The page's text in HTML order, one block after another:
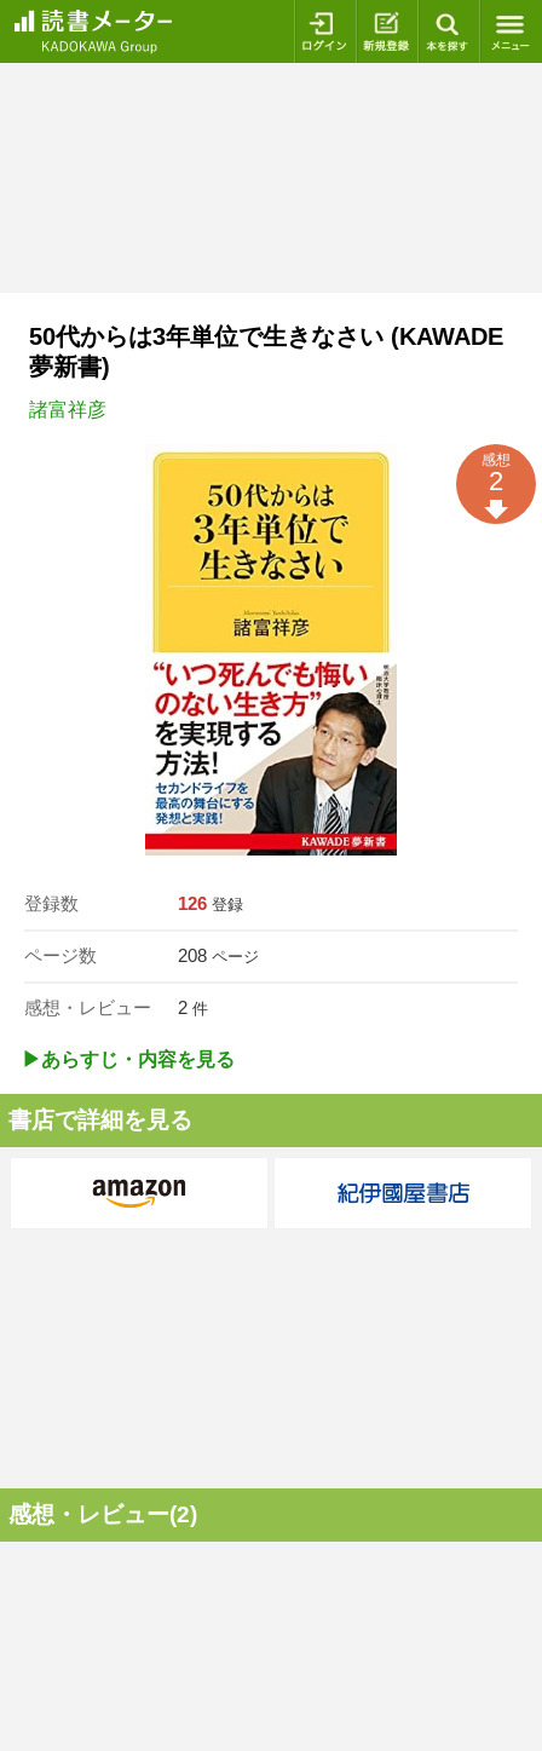
ログイン 新規登録
50代からは3年単位で生きなさい (KAWADE
夢新書)
諸富祥彦
登録数 126 登録
ページ数 208 ページ
感想・レビュー 2 件
感想
2
▶︎あらすじ・内容を見る
書店で詳細を見る
感想・レビュー(2)